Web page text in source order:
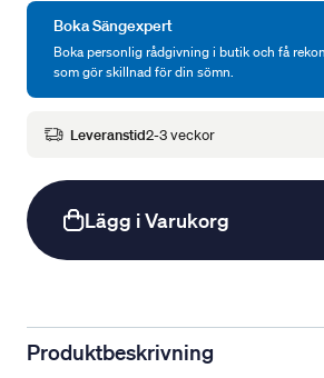
Boka Sängexpert
Boka personlig rådgivning i butik och få
som gör skillnad för din sömn.
Leveranstid2-3 veckor
Lägg i Varukorg
Produktbeskrivning